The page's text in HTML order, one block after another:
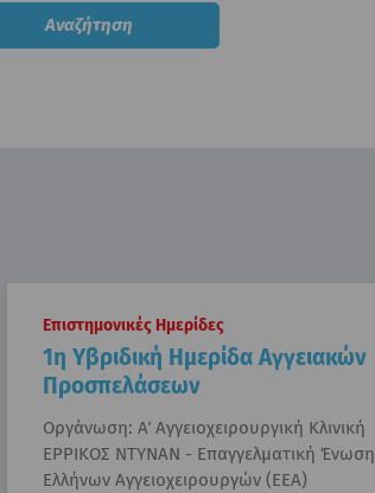
Επιστημονικές Ημερίδες
1η Υβριδική Ημερίδα Αγγειακών
Προσπελάσεων
Οργάνωση: Α΄ Αγγειοχειρουργική Κλινική
ΕΡΡΙΚΟΣ ΝΤΥΝΑΝ - Επαγγελματική Ένωση
Ελλήνων Αγγειοχειρουργών (ΕΕΑ)